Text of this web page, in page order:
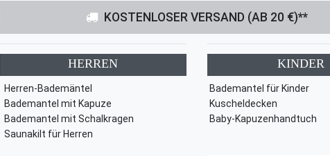
KOSTENLOSER VERSAND (AB 20 €)**
HERREN
Herren-Bademäntel
Bademantel mit Kapuze
Bademantel mit Schalkragen
Saunakilt für Herren
KINDER
Bademantel für Kinder
Kuscheldecken
Baby-Kapuzenhandtuch